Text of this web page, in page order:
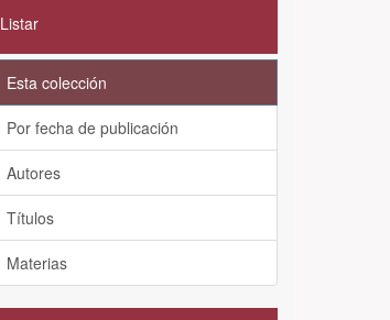
Listar
Esta colección
Por fecha de publicación
Autores
Títulos
Materias